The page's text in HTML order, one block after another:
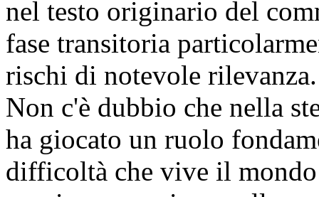
nel testo originario del
fase transitoria
rischi di notevole rilevanza.
Non c'è dubbio che nella
ha giocato un ruolo
difficoltà che vive il